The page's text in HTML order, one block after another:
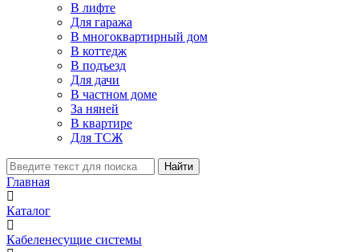
В лифте
Для гаража
В многоквартирный дом
В коттедж
В подъезд
Для дачи
В частном доме
За няней
В квартире
Для ТСЖ
Найти
Главная
Каталог
Кабеленесущие системы